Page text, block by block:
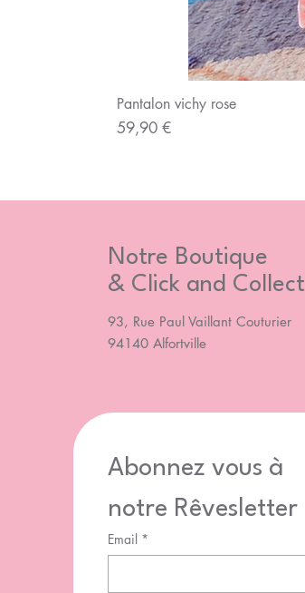
Pantalon vichy rose
Prix
59,90 €
Notre Boutique
& Click and Collect
93, Rue Paul Vaillant Couturier
94140 Alfortville
Abonnez vous à
notre Rêvesletter
Email *